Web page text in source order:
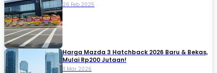
26 Feb 2025
Harga Mazda 3 Hatchback 2026 Baru & Bekas,
Mulai Rp200 Jutaan!
11 Mar 2026